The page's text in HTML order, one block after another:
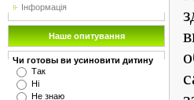
Інформація
Наше опитування
Чи готовы ви усиновити дитину
Так
Ні
Не знаю